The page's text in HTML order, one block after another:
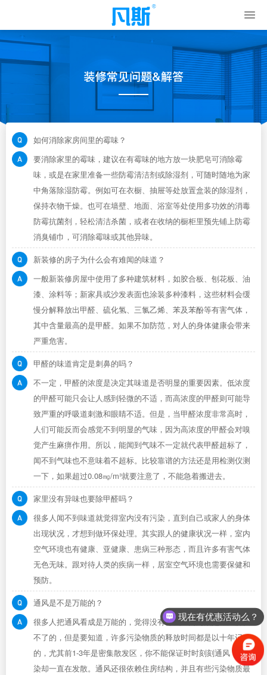
如何消除家房间里的霉味？
要消除家里的霉味，建议在有霉味的地方放一块肥皂可消除霉
味，或是在家里准备一些防霉清洁剂或除湿剂，可随时随地为家
中角落除湿防霉。例如可在衣橱、抽屉等处放置盒装的除湿剂，
保持衣物干燥。也可在墙壁、地面、浴室等处使用多功效的消毒
防霉抗菌剂，轻松清洁杀菌，或者在收纳的橱柜里预先铺上防霉
消臭铺巾，可消除霉味或其他异味。
新装修的房子为什么会有难闻的味道？
一般新装修房屋中使用了多种建筑材料，如胶合板、刨花板、油
漆、涂料等；新家具或沙发表面也涂装多种漆料，这些材料会缓
慢分解释放出甲醛、硫化氢、三氯乙烯、苯及苯酚等有害气体，
其中含量最高的是甲醛。如果不加防范，对人的身体健康会带来
严重危害。
甲醛的味道肯定是刺鼻的吗？
不一定，甲醛的浓度是决定其味道是否明显的重要因素。低浓度
的甲醛可能只会让人感到轻微的不适，而高浓度的甲醛则可能导
致严重的呼吸道刺激和眼睛不适。但是，当甲醛浓度非常高时，
人们可能反而会感觉不到明显的气味，因为高浓度的甲醛会对嗅
觉产生麻痹作用。所以，能闻到气味不一定就代表甲醛超标了，
闻不到气味也不意味着不超标。比较靠谱的方法还是用检测仪测
一下，如果超过0.08㎎/m³就要注意了，不能急着搬进去。
家里没有异味也要除甲醛吗？
很多人闻不到味道就觉得室内没有污染，直到自己或家人的身体
出现状况，才想到做环保处理。其实跟人的健康状况一样，室内
空气环境也有健康、亚健康、患病三种形态，而且许多有害气体
无色无味。跟对待人类的疾病一样，居室空气环境也需要保健和
预防。
通风是不是万能的？
很多人把通风看成是万能的，觉得没有什么室内污染是通风解决
不了的，但是要知道，许多污染物质的释放时间都是以十年记
的，尤其前1-3年是密集散发区，你不能保证时时刻刻通风，但污
染却一直在发散。通风还很依赖住房结构，并且有些污染物质最
现在有优惠活动么？